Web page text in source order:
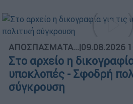
ΑΠΟΣΠΑΣΜΑΤΑ...|09.08.2026
Στο αρχείο η
υποκλοπές - Σφοδρή
σύγκρουση